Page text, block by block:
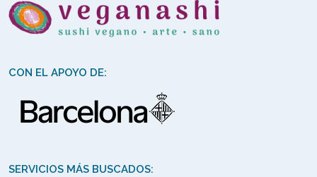
CON EL APOYO DE:
SERVICIOS MÁS BUSCADOS: